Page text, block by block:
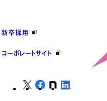
新卒採用
コーポレートサイト